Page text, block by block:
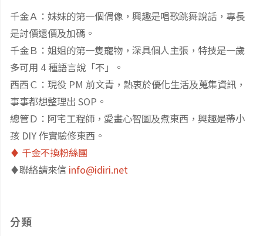
利
國
小
招
生
說
利
幼
園
清
單：
千金Ａ：妹妹的第一個偶像，興趣是唱歌跳舞說話，專長
是討價還價及加碼。
千金Ｂ：姐姐的第一隻寵物，深具個人主張，特技是一歲
多可用 4 種語言說「不」。
西西Ｃ：現役 PM 前文青，熱衷於優化生活及蒐集資訊，
事事都想整理出 SOP。
總管Ｄ：阿宅工程師，愛畫心智圖及煮東西，興趣是帶小
孩 DIY 作實驗修東西。
♦️ 千金不換粉絲團
♦️聯絡請來信 info@idiri.net
分類